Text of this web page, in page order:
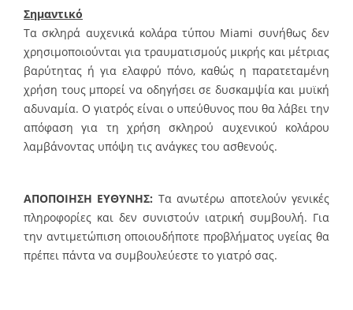
Σημαντικό
Τα σκληρά αυχενικά κολάρα τύπου Miami συνήθως δεν
χρησιμοποιούνται για τραυματισμούς μικρής και μέτριας
βαρύτητας ή για ελαφρύ πόνο, καθώς η παρατεταμένη
χρήση τους μπορεί να οδηγήσει σε δυσκαμψία και μυϊκή
αδυναμία. Ο γιατρός είναι ο υπεύθυνος που θα λάβει την
απόφαση για τη χρήση σκληρού αυχενικού κολάρου
λαμβάνοντας υπόψη τις ανάγκες του ασθενούς.
ΑΠΟΠΟΙΗΣΗ ΕΥΘΥΝΗΣ: Τα ανωτέρω αποτελούν γενικές
πληροφορίες και δεν συνιστούν ιατρική συμβουλή. Για
την αντιμετώπιση οποιουδήποτε προβλήματος υγείας θα
πρέπει πάντα να συμβουλεύεστε το γιατρό σας.